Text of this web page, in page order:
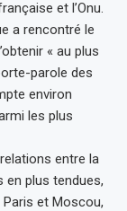
et l’Onu.
a rencontré le
« au plus
parole des
environ
les plus
entre la
en plus tendues,
Paris et Moscou,